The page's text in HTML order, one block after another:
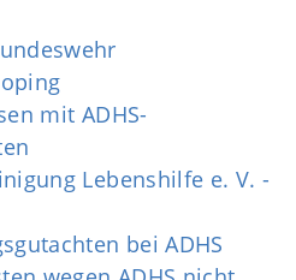
mit ADHS-
Lebenshilfe e. V. -
bei ADHS